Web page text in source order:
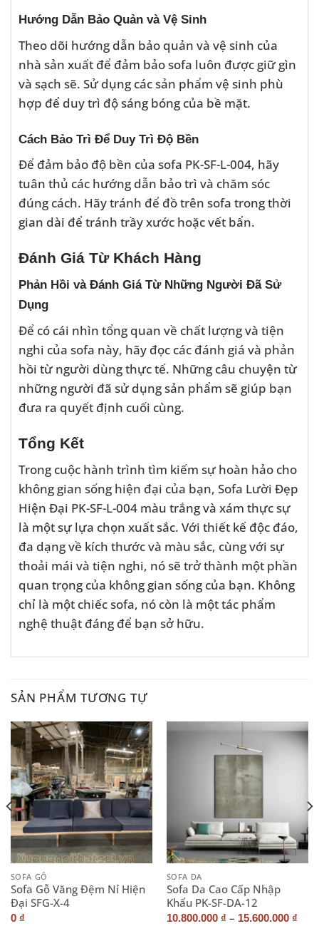
Hướng Dẫn Bảo Quản và Vệ Sinh
Theo dõi hướng dẫn bảo quản và vệ sinh của
nhà sản xuất để đảm bảo sofa luôn được giữ gìn
và sạch sẽ. Sử dụng các sản phẩm vệ sinh phù
hợp để duy trì độ sáng bóng của bề mặt.
Cách Bảo Trì Để Duy Trì Độ Bền
Để đảm bảo độ bền của sofa PK-SF-L-004, hãy
tuân thủ các hướng dẫn bảo trì và chăm sóc
đúng cách. Hãy tránh để đồ trên sofa trong thời
gian dài để tránh trầy xước hoặc vết bẩn.
Đánh Giá Từ Khách Hàng
Phản Hồi và Đánh Giá Từ Những Người Đã Sử
Dụng
Để có cái nhìn tổng quan về chất lượng và tiện
nghi của sofa này, hãy đọc các đánh giá và phản
hồi từ người dùng thực tế. Những câu chuyện từ
những người đã sử dụng sản phẩm sẽ giúp bạn
đưa ra quyết định cuối cùng.
Tổng Kết
Trong cuộc hành trình tìm kiếm sự hoàn hảo cho
không gian sống hiện đại của bạn, Sofa Lười Đẹp
Hiện Đại PK-SF-L-004 màu trắng và xám thực sự
là một sự lựa chọn xuất sắc. Với thiết kế độc đáo,
đa dạng về kích thước và màu sắc, cùng với sự
thoải mái và tiện nghi, nó sẽ trở thành một phần
quan trọng của không gian sống của bạn. Không
chỉ là một chiếc sofa, nó còn là một tác phẩm
nghệ thuật đáng để bạn sở hữu.
SẢN PHẨM TƯƠNG TỰ
SOFA GỖ
Sofa Gỗ Văng Đệm Nỉ Hiện
Đại SFG-X-4
0 ₫
SOFA DA
Sofa Da Cao Cấp Nhập
Khẩu PK-SF-DA-12
10.800.000 ₫ – 15.600.000 ₫